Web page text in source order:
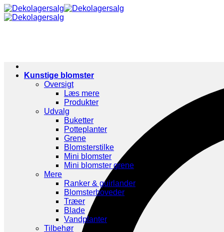
Fortsæt
til
Kunstige blomster
Oversigt
Læs mere
Produkter
Udvalg
Buketter
Potteplanter
Grene
Blomsterstilke
Mini blomster
Mini blomster grene
Mere
Ranker & guirlander
Blomsterhoveder
Træer
Blade
Vandplanter
Tilbehør